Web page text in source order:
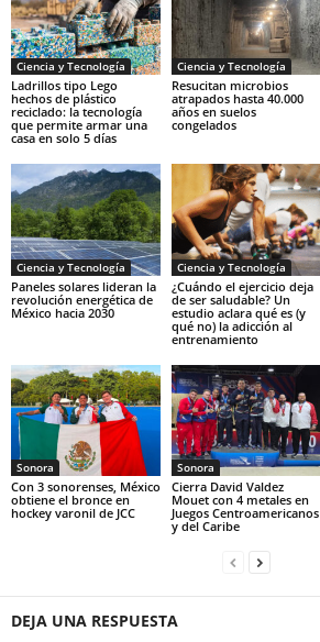
Ciencia y Tecnología
Ladrillos tipo Lego
hechos de plástico
reciclado: la tecnología
que permite armar una
casa en solo 5 días
Ciencia y Tecnología
Resucitan microbios
atrapados hasta 40.000
años en suelos
congelados
Ciencia y Tecnología
Paneles solares lideran la
revolución energética de
México hacia 2030
Ciencia y Tecnología
¿Cuándo el ejercicio deja
de ser saludable? Un
estudio aclara qué es (y
qué no) la adicción al
entrenamiento
Sonora
Con 3 sonorenses, México
obtiene el bronce en
hockey varonil de JCC
Sonora
Cierra David Valdez
Mouet con 4 metales en
Juegos Centroamericanos
y del Caribe
DEJA UNA RESPUESTA